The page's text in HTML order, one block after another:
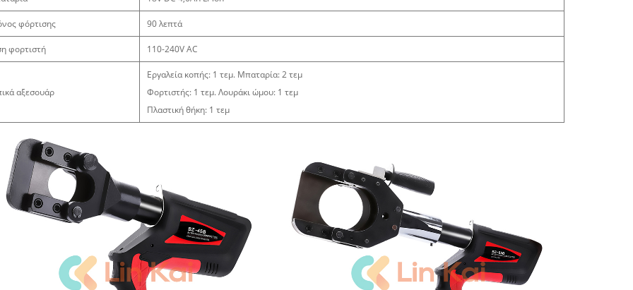
φόρτισης 90 λεπτά
φορτιστή 110-240V AC
αξεσουάρ
Εργαλεία κοπής: 1 τεμ. Μπαταρία: 2 τεμ
Φορτιστής: 1 τεμ. Λουράκι ώμου: 1 τεμ
Πλαστική θήκη: 1 τεμ